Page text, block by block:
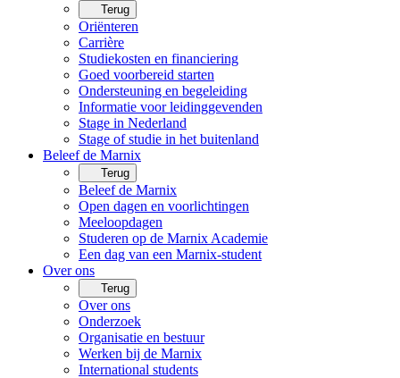
Terug
Oriënteren
Carrière
Studiekosten en financiering
Goed voorbereid starten
Ondersteuning en begeleiding
Informatie voor leidinggevenden
Stage in Nederland
Stage of studie in het buitenland
Beleef de Marnix
Terug
Beleef de Marnix
Open dagen en voorlichtingen
Meeloopdagen
Studeren op de Marnix Academie
Een dag van een Marnix-student
Over ons
Terug
Over ons
Onderzoek
Organisatie en bestuur
Werken bij de Marnix
International students